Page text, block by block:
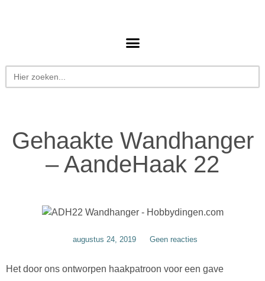
Zoek
naar:
Gehaakte Wandhanger
– AandeHaak 22
augustus 24, 2019 Geen reacties
Het door ons ontworpen haakpatroon voor een gave